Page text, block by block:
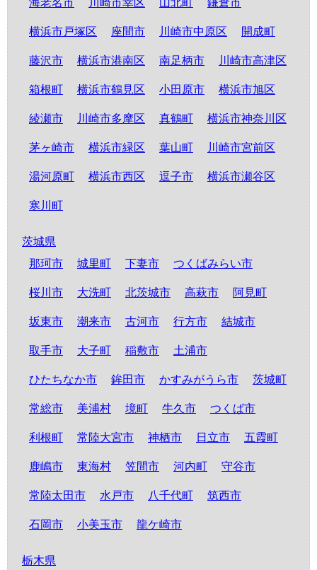
海老名市 川崎市幸区 山北町 鎌倉市
横浜市戸塚区 座間市 川崎市中原区 開成町
藤沢市 横浜市港南区 南足柄市 川崎市高津区
箱根町 横浜市鶴見区 小田原市 横浜市旭区
綾瀬市 川崎市多摩区 真鶴町 横浜市神奈川区
茅ヶ崎市 横浜市緑区 葉山町 川崎市宮前区
湯河原町 横浜市西区 逗子市 横浜市瀬谷区
寒川町
茨城県
那珂市
城里町 下妻市 つくばみらい市
桜川市 大洗町 北茨城市 高萩市 阿見町
坂東市 潮来市 古河市 行方市 結城市
取手市 大子町 稲敷市 土浦市
ひたちなか市 鉾田市 かすみがうら市 茨城町
常総市 美浦村 境町 牛久市 つくば市
利根町 常陸大宮市 神栖市 日立市 五霞町
鹿嶋市 東海村 笠間市 河内町 守谷市
常陸太田市 水戸市 八千代町 筑西市
石岡市 小美玉市 龍ケ崎市
栃木県